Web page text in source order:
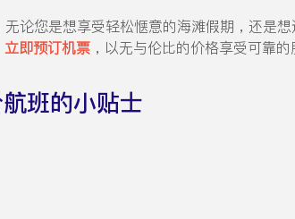
无论您是想享受轻松惬意的海滩假期，还是
立即预订机票 ，以无与伦比的价格享受可靠
班的小贴士